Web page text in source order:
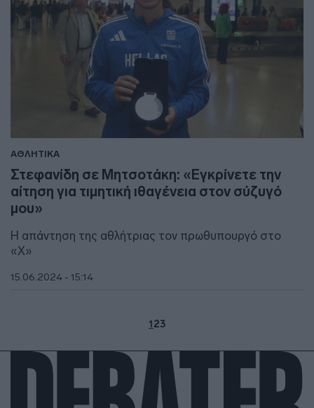
ΑΘΛΗΤΙΚΑ
Στεφανίδη σε Μητσοτάκη: «Εγκρίνετε την
αίτηση για τιμητική ιθαγένεια στον σύζυγό
μου»
Η απάντηση της αθλήτριας τον πρωθυπουργό στο
«Χ»
15.06.2024 - 15:14
123